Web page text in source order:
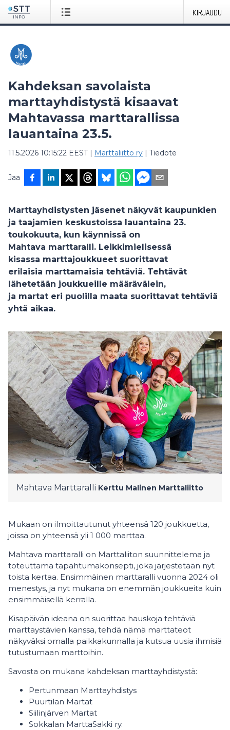
KIRJAUDU
Kahdeksan savolaista
marttayhdistystä kisaavat
Mahtavassa marttarallissa
lauantaina 23.5.
11.5.2026 10:15:22 EEST| Marttaliitto ry | Tiedote
Jaa
Marttayhdistysten jäsenet näkyvät kaupunkien
ja taajamien keskustoissa lauantaina 23.
toukokuuta, kun käynnissä on
Mahtava marttaralli. Leikkimielisessä
kisassa marttajoukkueet suorittavat
erilaisia marttamaisia tehtäviä. Tehtävät
lähetetään joukkueille määrävälein,
ja martat eri puolilla maata suorittavat tehtäviä
yhtä aikaa.
Mahtava Marttaralli Kerttu Malinen Marttaliitto
Mukaan on ilmoittautunut yhteensä 120 joukkuetta,
joissa on yhteensä yli 1 000 marttaa.
Mahtava marttaralli on Marttaliiton suunnittelema ja
toteuttama tapahtumakonsepti, joka järjestetään nyt
toista kertaa. Ensimmäinen marttaralli vuonna 2024 oli
menestys, ja nyt mukana on enemmän joukkueita kuin
ensimmäisellä kerralla.
Kisapäivän ideana on suorittaa hauskoja tehtäviä
marttaystävien kanssa, tehdä nämä marttateot
näkyväksi omalla paikkakunnalla ja kutsua uusia ihmisiä
tutustumaan marttoihin.
Savosta on mukana kahdeksan marttayhdistystä:
Pertunmaan Marttayhdistys
Puurtilan Martat
Siilinjärven Martat
Sokkalan MarttaSakki ry.